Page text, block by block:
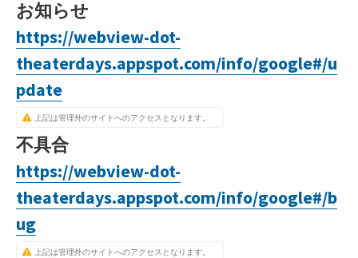
お知らせ
https://webview-dot-
theaterdays.appspot.com/info/google#/u
pdate
上記は管理外のサイトへのアクセスとなります。
不具合
https://webview-dot-
theaterdays.appspot.com/info/google#/b
ug
上記は管理外のサイトへのアクセスとなります。